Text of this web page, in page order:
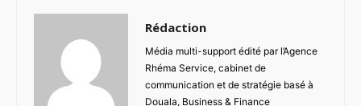
Rédaction
Média multi-support édité par l’Agence
Rhéma Service, cabinet de
communication et de stratégie basé à
Douala, Business & Finance